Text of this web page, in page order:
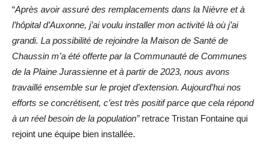
“Après avoir assuré des remplacements dans la Nièvre et à
l’hôpital d’Auxonne, j’ai voulu installer mon activité là où j’ai
grandi. La possibilité de rejoindre la Maison de Santé de
Chaussin m’a été offerte par la Communauté de Communes
de la Plaine Jurassienne et à partir de 2023, nous avons
travaillé ensemble sur le projet d’extension. Aujourd’hui nos
efforts se concrétisent, c’est très positif parce que cela répond
à un réel besoin de la population”retrace Tristan Fontaine qui
rejoint une équipe bien installée.